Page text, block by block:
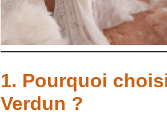
1. Pourquoi
Verdun ?